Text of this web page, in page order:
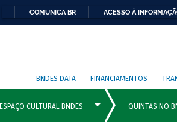
COMUNICA BR ACESSO À
BNDES DATA FINANCIAMENTOS